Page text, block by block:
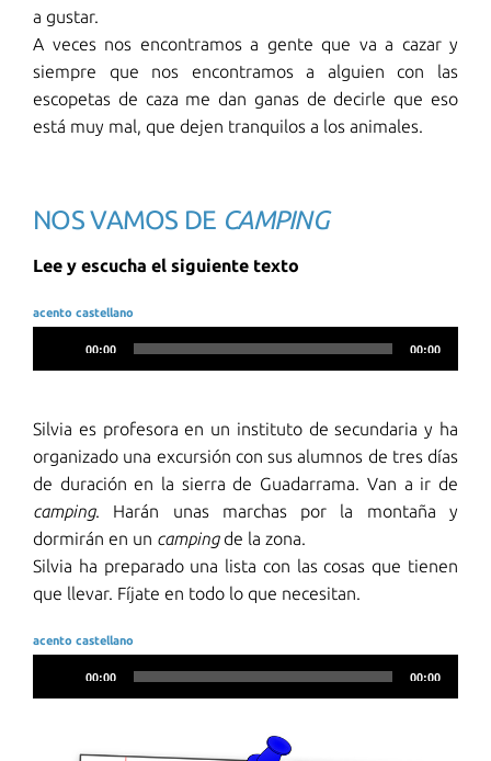
a gustar.
A veces nos encontramos a gente que va a cazar y
siempre que nos encontramos a alguien con las
escopetas de caza me dan ganas de decirle que eso
está muy mal, que dejen tranquilos a los animales.
NOS VAMOS DE CAMPING
Lee y escucha el siguiente texto
acento castellano
de
00:00 00:00
Silvia es profesora en un instituto de secundaria y ha
organizado una excursión con sus alumnos de tres días
de duración en la sierra de Guadarrama. Van a ir de
camping. Harán unas marchas por la montaña y
dormirán en un campingde la zona.
Silvia ha preparado una lista con las cosas que tienen
que llevar. Fíjate en todo lo que necesitan.
acento castellano
de
00:00 00:00